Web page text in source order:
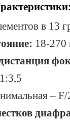
в 13
18-
1:3,5
– F/